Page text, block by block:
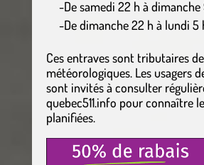
-De samedi 22 h à dimanche
-De dimanche 22 h à lundi 5
Ces entraves sont tributaires
météorologiques. Les usagers
sont invités à consulter
quebec511.info pour connaître
planifiées.